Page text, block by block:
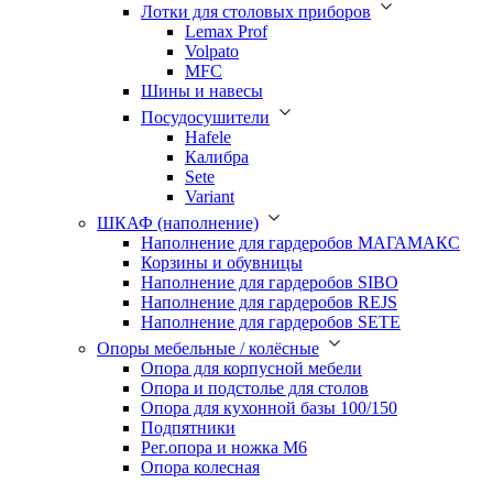
Лотки для столовых приборов
Lemax Prof
Volpato
MFC
Шины и навесы
Посудосушители
Hafele
Калибра
Sete
Variant
ШКАФ (наполнение)
Наполнение для гардеробов МАГАМАКС
Корзины и обувницы
Наполнение для гардеробов SIBO
Наполнение для гардеробов REJS
Наполнение для гардеробов SETE
Опоры мебельные / колёсные
Опора для корпусной мебели
Опора и подстолье для столов
Опора для кухонной базы 100/150
Подпятники
Рег.опора и ножка М6
Опора колесная